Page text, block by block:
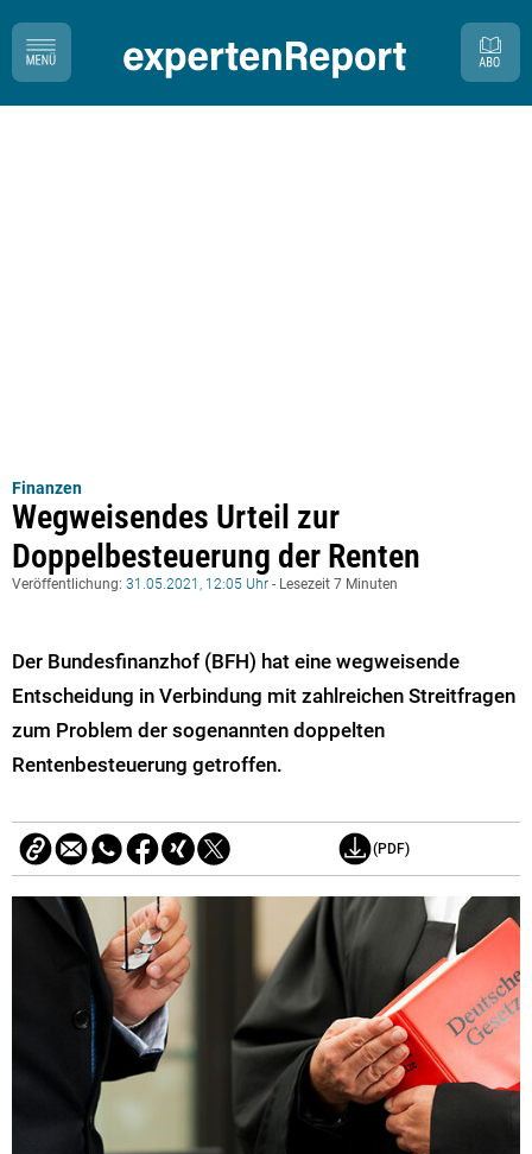
Finanzen
Wegweisendes Urteil zur
Doppelbesteuerung der Renten
Veröffentlichung: 31.05.2021, 12:05 Uhr - Lesezeit 7 Minuten
Der Bundesfinanzhof (BFH) hat eine wegweisende
Entscheidung in Verbindung mit zahlreichen Streitfragen
zum Problem der sogenannten doppelten
Rentenbesteuerung getroffen.
(PDF)